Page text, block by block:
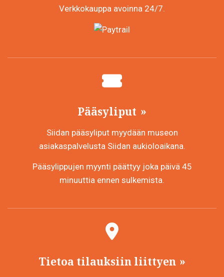
Verkkokauppa avoinna 24/7.
Pääsyliput
Siidan pääsyliput myydään museon
asiakaspalvelusta Siidan aukioloaikana.
Pääsylippujen myynti päättyy joka päivä 45
minuuttia ennen sulkemista.
Tietoa tilauksiin liittyen